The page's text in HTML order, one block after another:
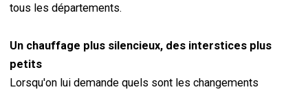
tous les départements.
Un chauffage plus silencieux, des interstices plus
petits
Lorsqu'on lui demande quels sont les changements